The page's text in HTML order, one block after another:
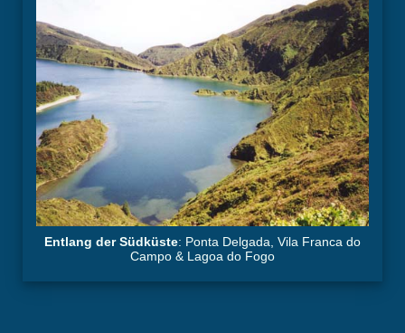
Entlang der Südküste: Ponta Delgada, Vila Franca do
Campo & Lagoa do Fogo